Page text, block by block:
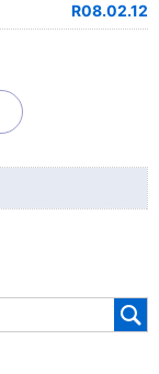
R08.02.12